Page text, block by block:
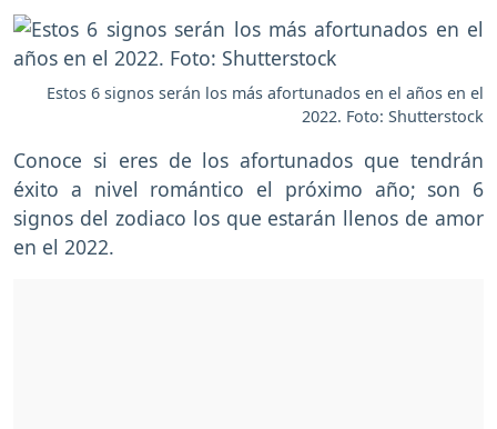
Estos 6 signos serán los más afortunados en el años en el
2022. Foto: Shutterstock
Conoce si eres de los afortunados que tendrán
éxito a nivel romántico el próximo año; son 6
signos del zodiaco los que estarán llenos de amor
en el 2022.